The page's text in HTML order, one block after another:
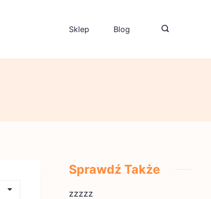
Sklep Blog
Sprawdź Także
zzzzz